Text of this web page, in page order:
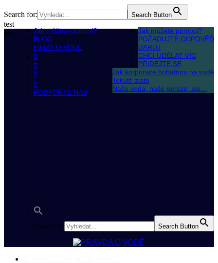
Search for: Search Button
Jak můžete pomoci?
Jak můžete pomoci?
POŽADUJTE ODPOVĚĎ
DARUJ
CHCI UDĚLAT VÍC
PŘIDEJTE SE
BLOG
FILMY O VODĚ
Jak korporace bohatnou na vodě
Tekuté zlato
Naše voda, naše peníze, ale…
PODPOŘTE NÁS
Search for: Search Button
test
test